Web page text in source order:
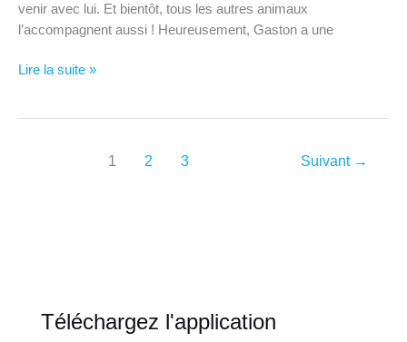
venir avec lui. Et bientôt, tous les autres animaux
l’accompagnent aussi ! Heureusement, Gaston a une
Bien
Lire la suite »
1 2 3 Suivant →
Téléchargez l'application